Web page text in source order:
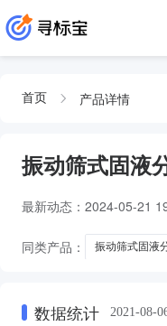
首页 产品详情
振动筛式固液
最新动态： 2024-05-21
同类产品： 振动筛式固液
数据统计 2021-08-